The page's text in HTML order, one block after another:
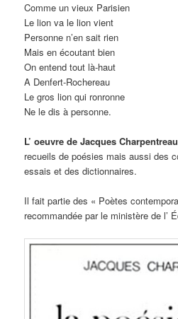
Comme un vieux Parisien
Le lion va le lion vient
Personne n’en sait rien
Mais en écoutant bien
On entend tout là-haut
A Denfert-Rochereau
Le gros lion qui ronronne
Ne le dis à personne.
L’ oeuvre de Jacques
recueils de poésies mais aussi des
essais et des dictionnaires.
Il fait partie des « Poètes
recommandée par le ministère de l’